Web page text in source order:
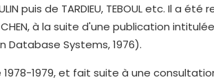
puis de TARDIEU, TEBOUL etc. Il a
à la suite d'une publication
Database Systems, 1976).
1978-1979, et fait suite à une